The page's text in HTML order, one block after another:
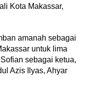
Kota Makassar,
amanah sebagai
untuk lima
sebagai ketua,
Azis Ilyas, Ahyar